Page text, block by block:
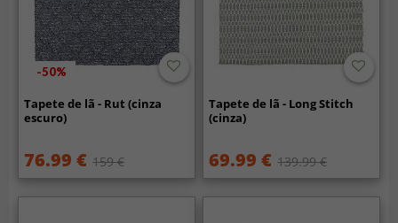
-50%
Tapete de lã - Rut (cinza
escuro)
76.99 € 159 €
Tapete de lã - Long Stitch
(cinza)
69.99 € 139.99 €